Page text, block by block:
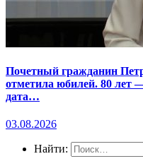
Почетный гражданин
отметила юбилей. 80 лет
дата…
03.08.2026
Найти: